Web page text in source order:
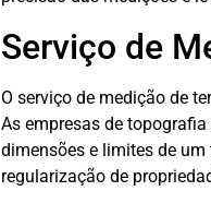
Serviço de
O serviço de medição de
As empresas de
dimensões e limites de
regularização de